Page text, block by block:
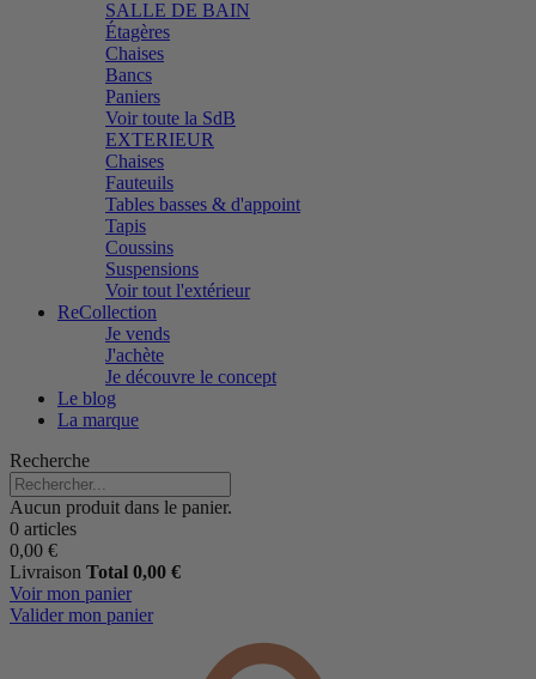
SALLE DE BAIN
Étagères
Chaises
Bancs
Paniers
Voir toute la SdB
EXTERIEUR
Chaises
Fauteuils
Tables basses & d'appoint
Tapis
Coussins
Suspensions
Voir tout l'extérieur
ReCollection
Je vends
J'achète
Je découvre le concept
Le blog
La marque
Recherche
Aucun produit dans le panier.
0 articles
0,00 €
Livraison Total 0,00 €
Voir mon panier
Valider mon panier